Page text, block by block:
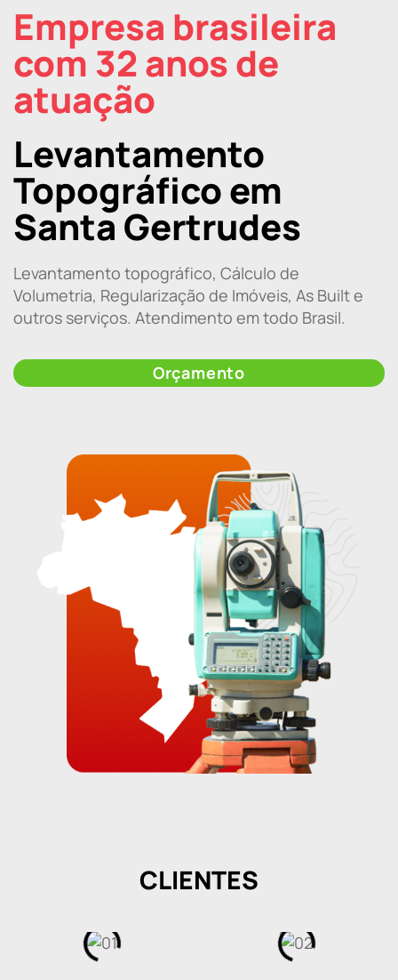
Empresa brasileira
com 32 anos de
atuação
Levantamento
Topográfico em
Santa Gertrudes
Levantamento topográfico, Cálculo de
Volumetria, Regularização de Imóveis, As Built e
outros serviços. Atendimento em todo Brasil.
Orçamento
CLIENTES